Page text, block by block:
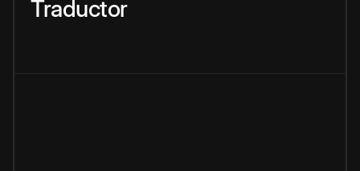
Traductor